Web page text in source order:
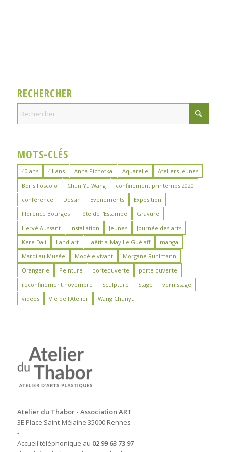
RECHERCHER
MOTS-CLÉS
40 ans 41 ans Anna Pichotka Aquarelle
Ateliers Jeunes
Boris Foscolo
Chun Yu Wang
confinement printemps 2020
conférence
Dessin Evénements
Exposition
Florence Bourges
Fête de l'Estampe
Gravure
Hervé Aussant
Installation Jeunes
Journée des arts
Kere Dali
Land-art Laëtitia-May Le Guélaff
manga
Mardi au Musée
Modèle vivant
Morgane Ruhlmann
Orangerie
Peinture porteouverte
porte ouverte
reconfinement novembre
Sculpture Stage
vernissage
videos
Vie de l'Atelier Wang Chunyu
Atelier du Thabor - Association ART
3E Place Saint-Mélaine 35000 Rennes
-
Accueil téléphonique au 02 99 63 73 97